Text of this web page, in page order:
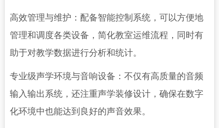
高效管理与维护：配备智能控制系统，可以方便地
管理和调度各类设备，简化教室运维流程，同时有
助于对教学数据进行分析和统计。
专业级声学环境与音响设备：不仅有高质量的音频
输入输出系统，还注重声学装修设计，确保在数字
化环境中也能达到良好的声音效果。